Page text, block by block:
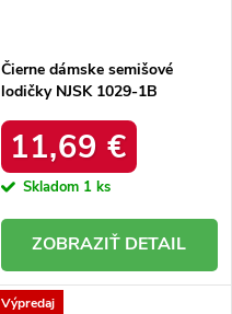
Čierne dámske semišové
lodičky NJSK 1029-1B
11,69 €
Skladom 1 ks
DETAIL
Výpredaj